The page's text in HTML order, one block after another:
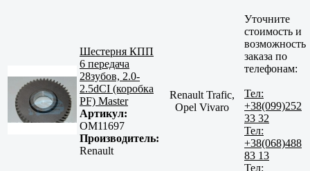
Шестерня КПП
6 передача
28зубов, 2.0-
2.5dCI (коробка
PF) Master
Артикул:
OM11697
Производитель:
Renault
Renault Trafic,
Opel Vivaro
Уточните
стоимость и
возможность
заказа по
телефонам:
Тел:
+38(099)252
33 32
Тел:
+38(068)488
83 13
Тел: